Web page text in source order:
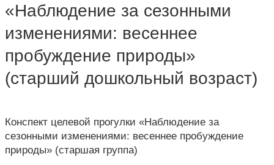
«Наблюдение за сезонными
изменениями: весеннее
пробуждение природы»
(старший дошкольный возраст)
Конспект целевой прогулки «Наблюдение за
сезонными изменениями: весеннее пробуждение
природы» (старшая группа)